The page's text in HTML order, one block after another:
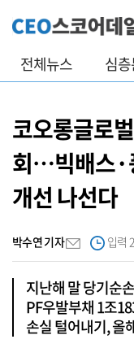
전체뉴스 심
코오롱글로
회…빅배스·
개선 나선다
박수연 기자 입력
지난해 말 당기순
PF우발부채 1조
손실 털어내기, 올